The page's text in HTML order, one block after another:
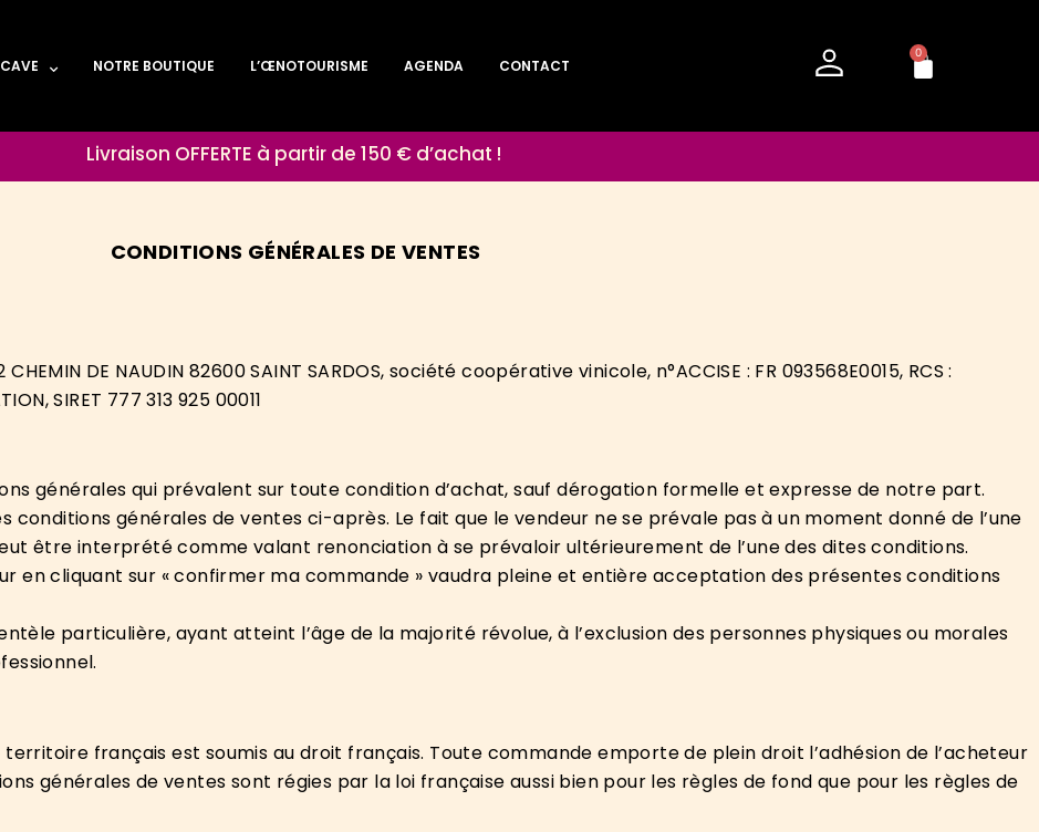
NOTRE BOUTIQUE L’ŒNOTOURISME AGENDA CONTACT
0
Livraison OFFERTE à partir de 150 € d’achat !
CONDITIONS GÉNÉRALES DE VENTES
CHEMIN DE NAUDIN 82600 SAINT SARDOS, société coopérative vinicole, n°ACCISE : FR 093568E0015, RCS :
SIRET 777 313 925 00011
générales qui prévalent sur toute condition d’achat, sauf dérogation formelle et expresse de notre part.
conditions générales de ventes ci-après. Le fait que le vendeur ne se prévale pas à un moment donné de l’une
être interprété comme valant renonciation à se prévaloir ultérieurement de l’une des dites conditions.
en cliquant sur « confirmer ma commande » vaudra pleine et entière acceptation des présentes conditions
particulière, ayant atteint l’âge de la majorité révolue, à l’exclusion des personnes physiques ou morales
français est soumis au droit français. Toute commande emporte de plein droit l’adhésion de l’acheteur
générales de ventes sont régies par la loi française aussi bien pour les règles de fond que pour les règles de